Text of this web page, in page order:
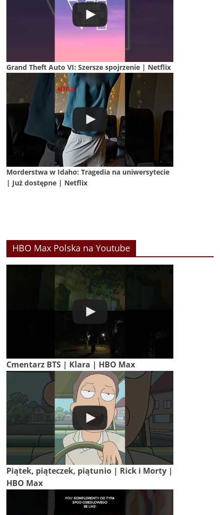
Grand Theft Auto VI: Szersze spojrzenie | Netflix
Morderstwa w Idaho: Tragedia na uniwersytecie
| Już dostępne | Netflix
HBO Max Polska na Youtube
Cmentarz BTS | Klara | HBO Max
Piątek, piąteczek, piątunio | Rick i Morty |
HBO Max